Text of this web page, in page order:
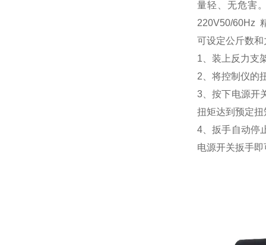
量轻、无危害
220V50/60Hz
可设定公斤数
1、装上反力支
2、将控制仪的
3、按下电源开
扭矩达到预定
4、扳手自动停
电源开关扳手